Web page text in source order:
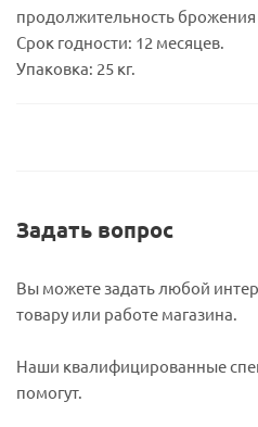
продолжительность брожения
Срок годности: 12 месяцев.
Упаковка: 25 кг.
Задать вопрос
Вы можете задать любой
товару или работе магазина.
Наши квалифицированные
помогут.